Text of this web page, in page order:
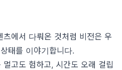
에서 다뤄온 것처럼 비전은 우
태를 이야기합니다.
고도 험하고, 시간도 오래 걸립